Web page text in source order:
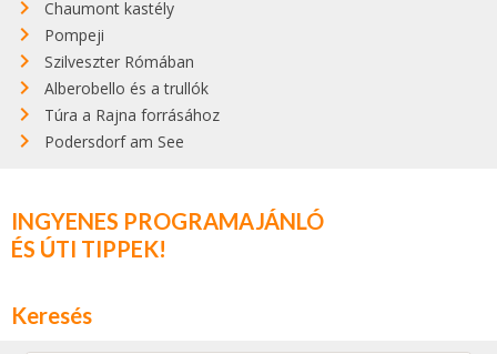
Chaumont kastély
Pompeji
Szilveszter Rómában
Alberobello és a trullók
Túra a Rajna forrásához
Podersdorf am See
INGYENES PROGRAMAJÁNLÓ
ÉS ÚTI TIPPEK!
Keresés